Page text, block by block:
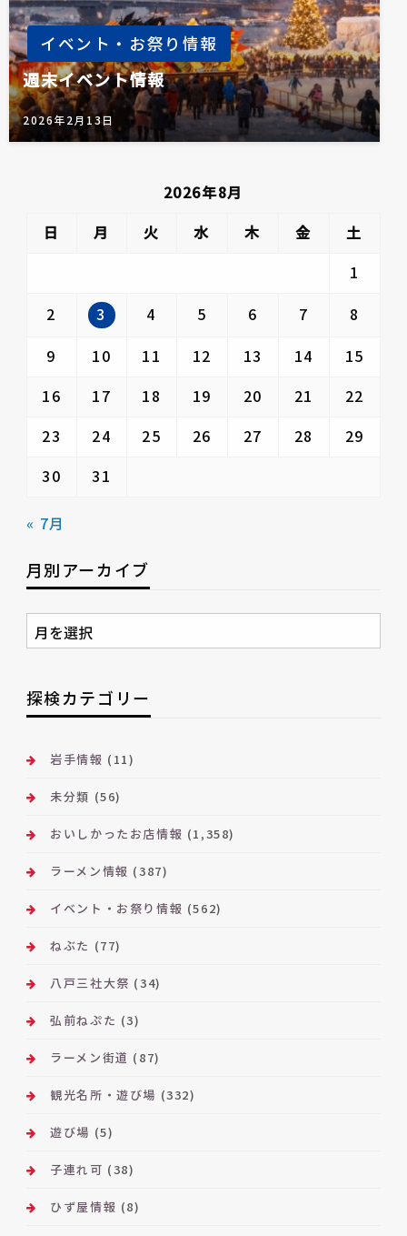
イベント・お祭り情報
週末イベント情報
2026年2月13日
2026年8月
日
月 火 水 木 金
土
1
2
3 4 5 6 7
8
9
10 11 12 13 14
15
16
17 18 19 20 21
22
23
24 25 26 27 28
29
30
31
« 7月
月別アーカイブ
月
別
ー
カ
ブ
探検カテゴリー
岩手情報 (11)
未分類 (56)
おいしかったお店情報 (1,358)
ラーメン情報 (387)
イベント・お祭り情報 (562)
ねぶた (77)
八戸三社大祭 (34)
弘前ねぷた (3)
ラーメン街道 (87)
観光名所・遊び場 (332)
遊び場 (5)
子連れ可 (38)
ひず屋情報 (8)